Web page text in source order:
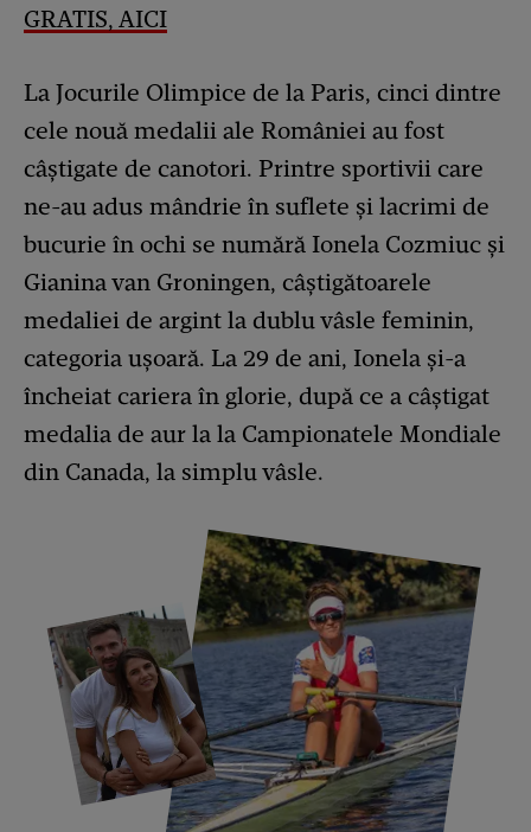
GRATIS, AICI
La Jocurile Olimpice de la Paris, cinci dintre
cele nouă medalii ale României au fost
câștigate de canotori. Printre sportivii care
ne-au adus mândrie în suflete și lacrimi de
bucurie în ochi se numără Ionela Cozmiuc și
Gianina van Groningen, câștigătoarele
medaliei de argint la dublu vâsle feminin,
categoria ușoară. La 29 de ani, Ionela și-a
încheiat cariera în glorie, după ce a câștigat
medalia de aur la la Campionatele Mondiale
din Canada, la simplu vâsle.